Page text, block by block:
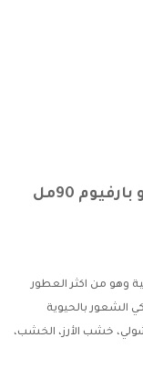
90مل
وهو من اكثر العطور
الشعور بالحيوية
خشب الأرز، الخشب،